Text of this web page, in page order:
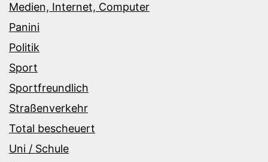
Medien, Internet, Computer
Panini
Politik
Sport
Sportfreundlich
Straßenverkehr
Total bescheuert
Uni / Schule